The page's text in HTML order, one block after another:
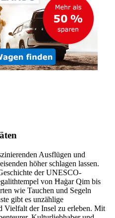
Ausflügen und
höher schlagen lassen.
der UNESCO-
von Ħaġar Qim bis
wie Tauchen und Segeln
gibt es unzählige
Vielfalt der Insel zu erleben. Mit